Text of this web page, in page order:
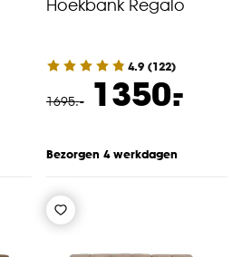
4.9 (122)
1695.- 1350.
-
Bezorgen 4 werkdagen